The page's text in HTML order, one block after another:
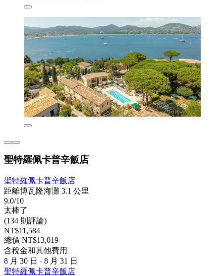
聖特羅佩卡普辛飯店
聖特羅佩卡普辛飯店
距離博瓦隆海灘 3.1 公里
9.0/10
太棒了
(134 則評論)
NT$11,584
總價 NT$13,019
含稅金和其他費用
8 月 30 日 - 8 月 31 日
聖特羅佩卡普辛飯店